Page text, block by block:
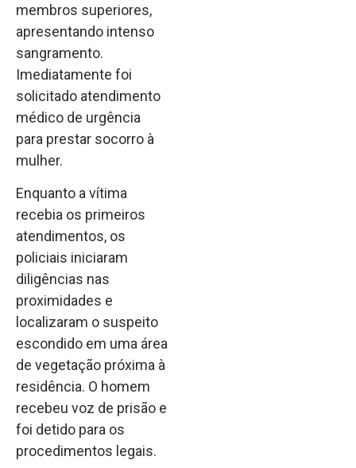
membros superiores,
apresentando intenso
sangramento.
Imediatamente foi
solicitado atendimento
médico de urgência
para prestar socorro à
mulher.
Enquanto a vítima
recebia os primeiros
atendimentos, os
policiais iniciaram
diligências nas
proximidades e
localizaram o suspeito
escondido em uma área
de vegetação próxima à
residência. O homem
recebeu voz de prisão e
foi detido para os
procedimentos legais.